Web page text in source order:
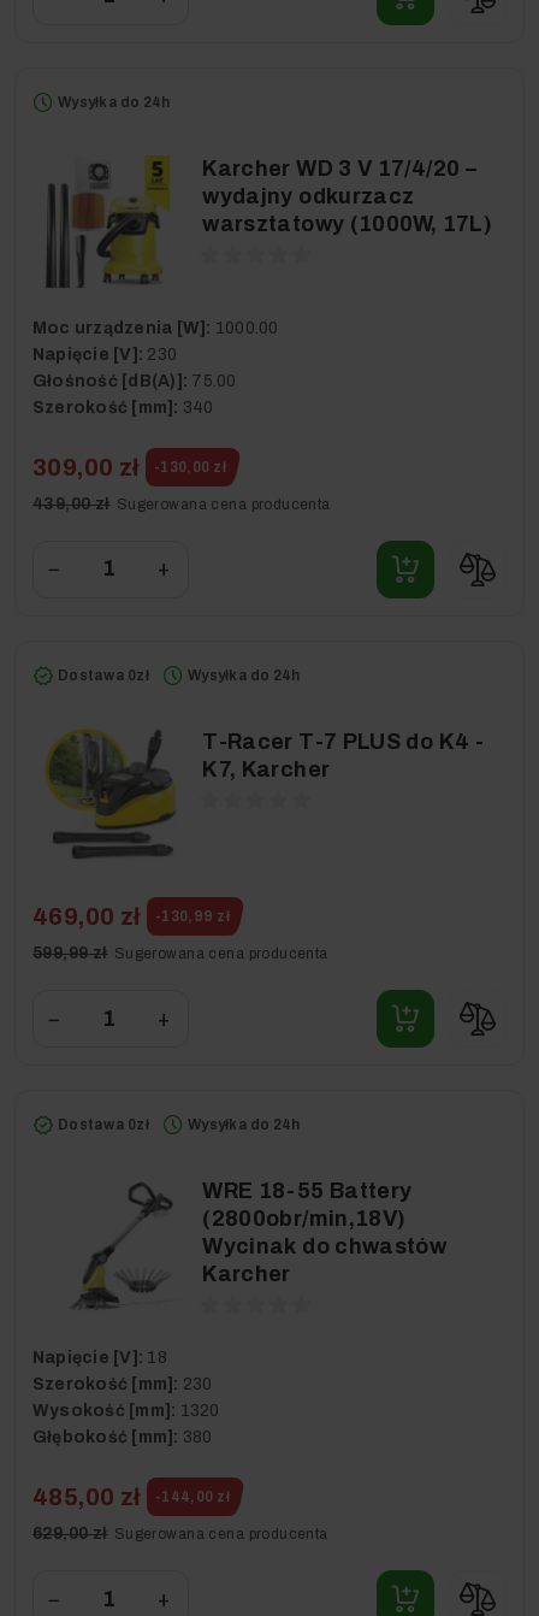
Wysyłka do 24h
Karcher WD 3 V 17/4/20 –
wydajny odkurzacz
warsztatowy (1000W, 17L)
Moc urządzenia [W]: 1000.00
Napięcie [V]: 230
Głośność [dB(A)]: 75.00
Szerokość [mm]: 340
309,00 zł -130,00 zł
439,00 zł Sugerowana cena producenta
− +
Dostawa 0zł Wysyłka do 24h
T-Racer T-7 PLUS do K4 -
K7, Karcher
469,00 zł -130,99 zł
599,99 zł Sugerowana cena producenta
− +
Dostawa 0zł Wysyłka do 24h
WRE 18-55 Battery
(2800obr/min,18V)
Wycinak do chwastów
Karcher
Napięcie [V]: 18
Szerokość [mm]: 230
Wysokość [mm]: 1320
Głębokość [mm]: 380
485,00 zł -144,00 zł
629,00 zł Sugerowana cena producenta
− +